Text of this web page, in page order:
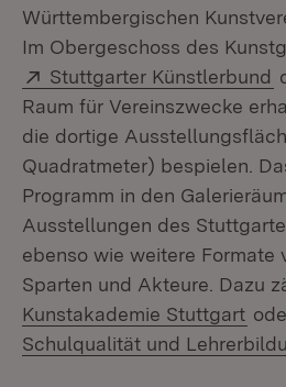
Württembergischen
Im Obergeschoss des
Extern:
Stuttgarter Künstlerbund
Raum für Vereinszwecke
die dortige
Quadratmeter) bespielen.
Programm in den
Ausstellungen des
ebenso wie weitere Formate
Sparten und Akteure. Dazu
Kunstakademie Stuttgart
Schulqualität und